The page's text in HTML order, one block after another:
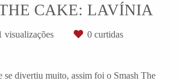
CAKE: LAVÍNIA
visualizações 0 curtidas
se divertiu muito, assim foi o Smash The